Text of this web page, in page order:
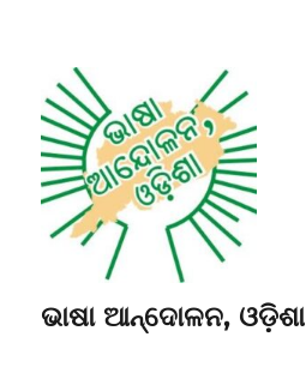
ଭାଷା ଆନ୍ଦୋଳନ, ଓଡ଼ିଶା